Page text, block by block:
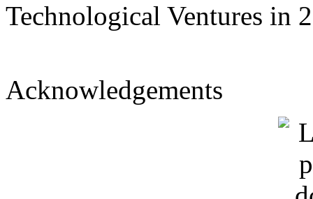
Technological Ventures in
Acknowledgements